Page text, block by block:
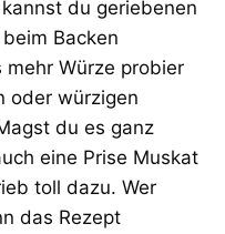
du geriebenen
Backen
Würze probier
oder würzigen
du es ganz
eine Prise Muskat
toll dazu. Wer
das Rezept